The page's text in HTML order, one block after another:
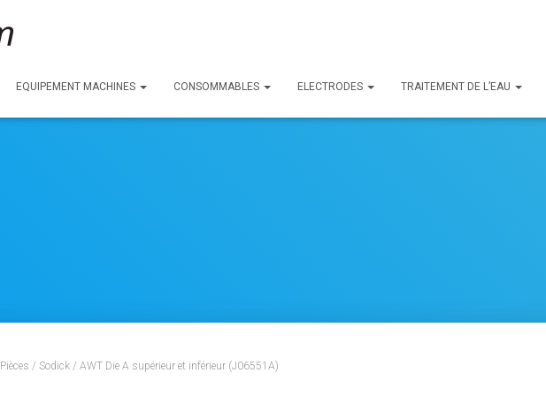
EQUIPEMENT MACHINES CONSOMMABLES ELECTRODES TRAITEMENT DE L’EAU
Pièces / Sodick / AWT Die A supérieur et inférieur (J06551A)